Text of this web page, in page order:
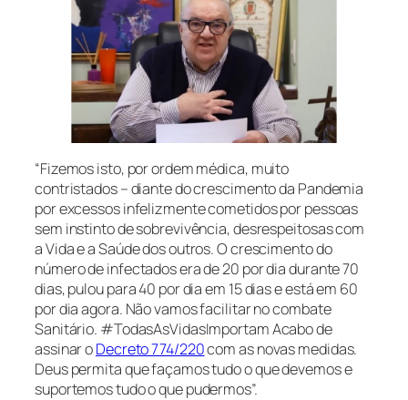
“Fizemos isto, por ordem médica, muito
contristados – diante do crescimento da Pandemia
por excessos infelizmente cometidos por pessoas
sem instinto de sobrevivência, desrespeitosas com
a Vida e a Saúde dos outros. O crescimento do
número de infectados era de 20 por dia durante 70
dias, pulou para 40 por dia em 15 dias e está em 60
por dia agora. Não vamos facilitar no combate
Sanitário. #TodasAsVidasImportam Acabo de
assinar oDecreto 774/220com as novas medidas.
Deus permita que façamos tudo o que devemos e
suportemos tudo o que pudermos”.